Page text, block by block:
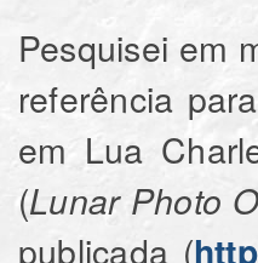
Pesquisei em
referência
em Lua
(Lunar Photo
publicada (